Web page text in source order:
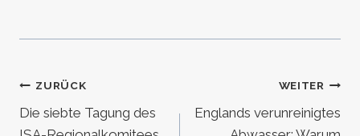
Beitragsnavigation
ZURÜCK
Die siebte Tagung des
WEITER
Englands verunreinigtes